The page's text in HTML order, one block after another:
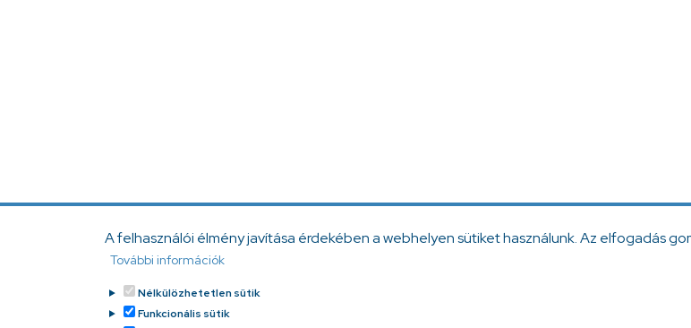
A felhasználói élmény javítása érdekében a webhelyen sütiket használunk. Az elfogadás
További információk
Nélkülözhetetlen sütik
Funkcionális sütik